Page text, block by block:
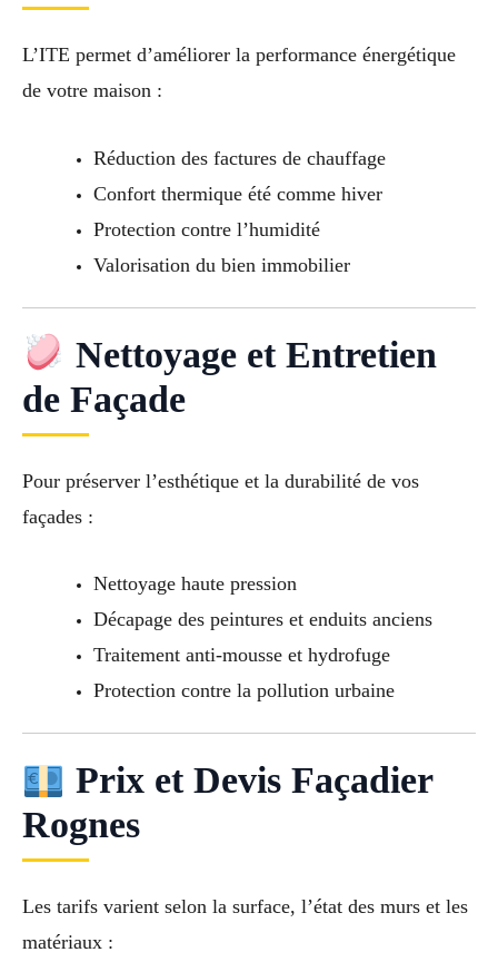
L’ITE permet d’améliorer la performance énergétique
de votre maison :
Réduction des factures de chauffage
Confort thermique été comme hiver
Protection contre l’humidité
Valorisation du bien immobilier
Nettoyage et Entretien
de Façade
Pour préserver l’esthétique et la durabilité de vos
façades :
Nettoyage haute pression
Décapage des peintures et enduits anciens
Traitement anti-mousse et hydrofuge
Protection contre la pollution urbaine
Prix et Devis Façadier
Rognes
Les tarifs varient selon la surface, l’état des murs et les
matériaux :